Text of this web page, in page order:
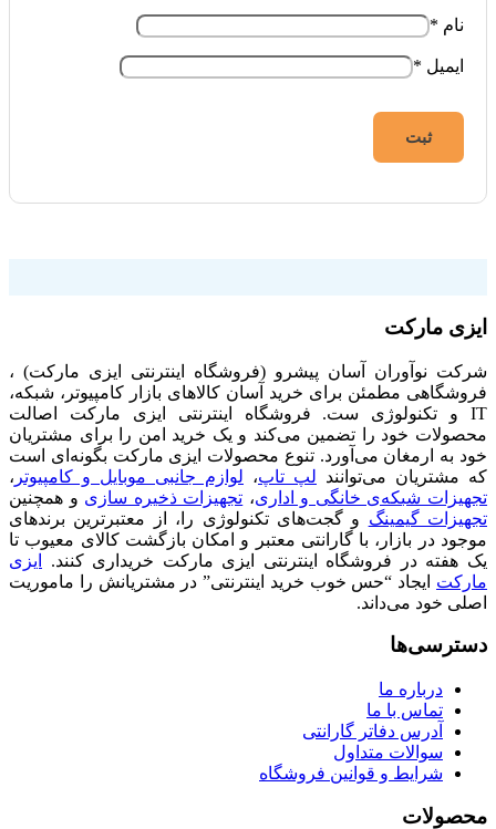
نام *
ایمیل *
ایزی مارکت
شرکت نوآوران آسان پیشرو (فروشگاه اینترنتی ایزی مارکت) ،
فروشگاهی مطمئن برای خرید آسان کالاهای بازار کامپیوتر، شبکه،
IT و تکنولوژی ست. فروشگاه اینترنتی ایزی مارکت اصالت
محصولات خود را تضمین می‌کند و یک خرید امن را برای مشتریان
خود به ارمغان می‌آورد. تنوع محصولات ایزی مارکت بگونه‌ای است
که مشتریان می‌توانند لپ تاپ، لوازم جانبی موبایل و کامپیوتر ،
تجهیزات شبکه‌ی خانگی و اداری، تجهیزات ذخیره سازی و همچنین
تجهیزات گیمینگ و گجت‌های تکنولوژی را، از معتبرترین برندهای
موجود در بازار، با گارانتی معتبر و امکان بازگشت کالای معیوب تا
یک هفته در فروشگاه اینترنتی ایزی مارکت خریداری کنند.
ایزی
مارکت ایجاد “حس خوب خرید اینترنتی” در مشتریانش را ماموریت
اصلی خود می‌داند.
دسترسی‌ها
درباره ما
تماس با ما
آدرس دفاتر گارانتی
سوالات متداول
شرایط و قوانین فروشگاه
محصولات